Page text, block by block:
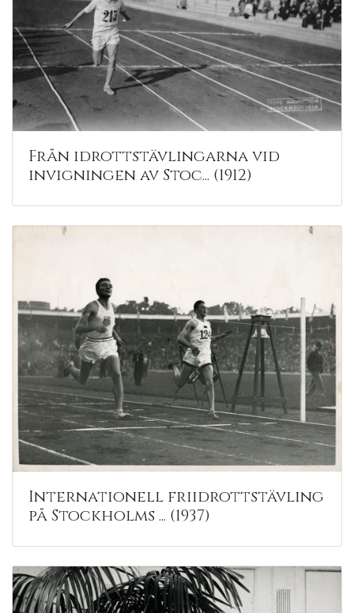
Från idrottstävlingarna vid
invigningen av Stoc... (1912)
Internationell friidrottstävling
på Stockholms ... (1937)